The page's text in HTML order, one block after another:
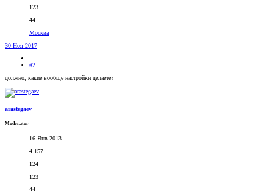
123
44
Москва
30 Ноя 2017
#2
должно, какие вообще настройки делаете?
arastegaev
Moderator
16 Янв 2013
4.157
124
123
44